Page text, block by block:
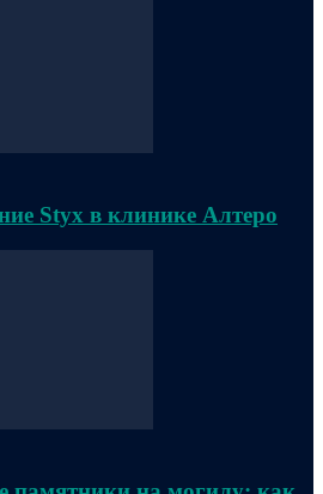
Styx в клинике Алтеро